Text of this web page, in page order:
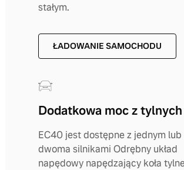
stałym.
ŁADOWANIE SAMOCHODU
Dodatkowa moc z tylnych
EC40 jest dostępne z jednym lub
dwoma silnikami Odrębny układ
napędowy napędzający koła